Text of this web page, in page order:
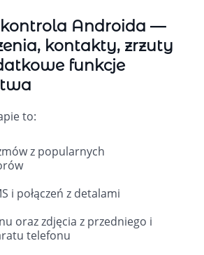
kontrola Androida —
kontakty, zrzuty
funkcje
to:
z popularnych
i połączeń z detalami
oraz zdjęcia z przedniego i
telefonu